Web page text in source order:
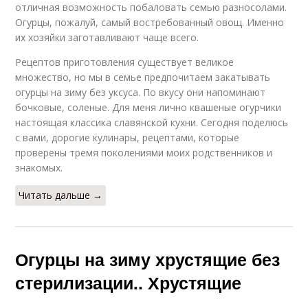
отличная возможность побаловать семью разносолами.
Огурцы, пожалуй, самый востребованный овощ. Именно
их хозяйки заготавливают чаще всего.
Рецептов приготовления существует великое
множество, но мы в семье предпочитаем закатывать
огурцы на зиму без уксуса. По вкусу они напоминают
бочковые, соленые. Для меня лично квашеные огурчики
настоящая классика славянской кухни. Сегодня поделюсь
с вами, дорогие кулинары, рецептами, которые
проверены тремя поколениями моих родственников и
знакомых.
Читать дальше →
Огурцы на зиму хрустящие без
стерилизации.. Хрустящие